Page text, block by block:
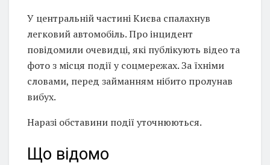
У центральній частині Києва спалахнув
легковий автомобіль. Про інцидент
повідомили очевидці, які публікують відео та
фото з місця події у соцмережах. За їхніми
словами, перед займанням нібито пролунав
вибух.
Наразі обставини події уточнюються.
Що відомо